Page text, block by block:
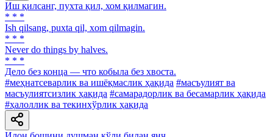
Иш қилсанг, пухта қил, хом қилмагин.
* * *
Ish qilsang, puxta qil, xom qilmagin.
* * *
Never do things by halves.
* * *
Дело без конца — что кобыла без хвоста.
#меҳнатсеварлик ва ишёқмаслик ҳақида #масъулият ва
масъулиятсизлик ҳақида #самарадорлик ва бесамарлик ҳақида
#ҳалоллик ва текинхўрлик ҳақида